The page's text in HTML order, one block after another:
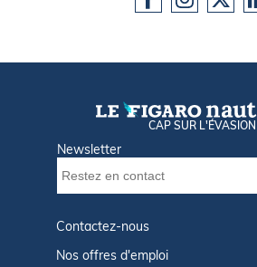
CAP SUR L'ÉVASION
Newsletter
Contactez-nous
Nos offres d'emploi